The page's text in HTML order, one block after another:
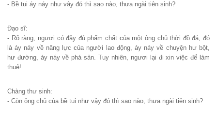
- Bề tui áy náy như vậy đó thì sao nào, thưa ngài tiên sinh?
Đạo sĩ:
- Rõ ràng, ngươi có đầy đủ phẩm chất của một ông chủ thời đồ đá, đó
là áy náy về năng lực của người lao động, áy náy về chuyện hư bột,
hư đường, áy náy về phá sản. Tuy nhiên, ngươi lại đi xin việc để làm
thuê!
Chàng thư sinh:
- Còn ông chủ của bề tui như vậy đó thì sao nào, thưa ngài tiên sinh?